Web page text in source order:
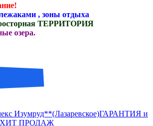
, зоны отдыха
ТЕРРИТОРИЯ
озера.
Изумруд**(Лазаревское)ГАРАНТИЯ и
ПРОДАЖ